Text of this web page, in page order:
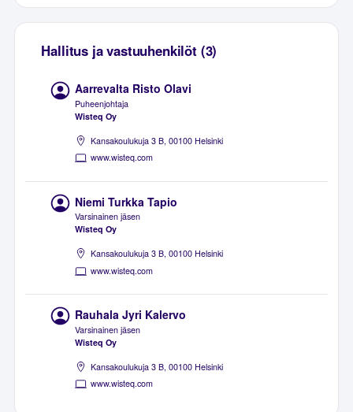
Hallitus ja vastuuhenkilöt (3)
Aarrevalta Risto Olavi
Puheenjohtaja
Wisteq Oy
Kansakoulukuja 3 B, 00100 Helsinki
www.wisteq.com
Niemi Turkka Tapio
Varsinainen jäsen
Wisteq Oy
Kansakoulukuja 3 B, 00100 Helsinki
www.wisteq.com
Rauhala Jyri Kalervo
Varsinainen jäsen
Wisteq Oy
Kansakoulukuja 3 B, 00100 Helsinki
www.wisteq.com